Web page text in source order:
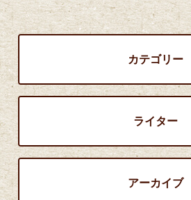
カテゴリー
ライター
アーカイブ